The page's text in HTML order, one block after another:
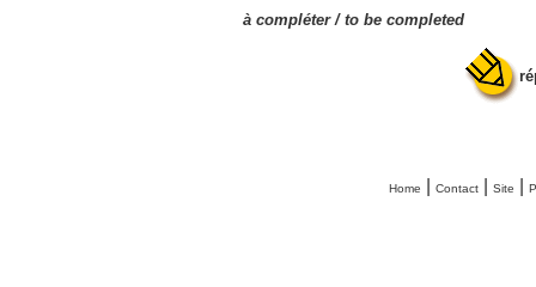
à compléter / to be completed
Home Contact| Site